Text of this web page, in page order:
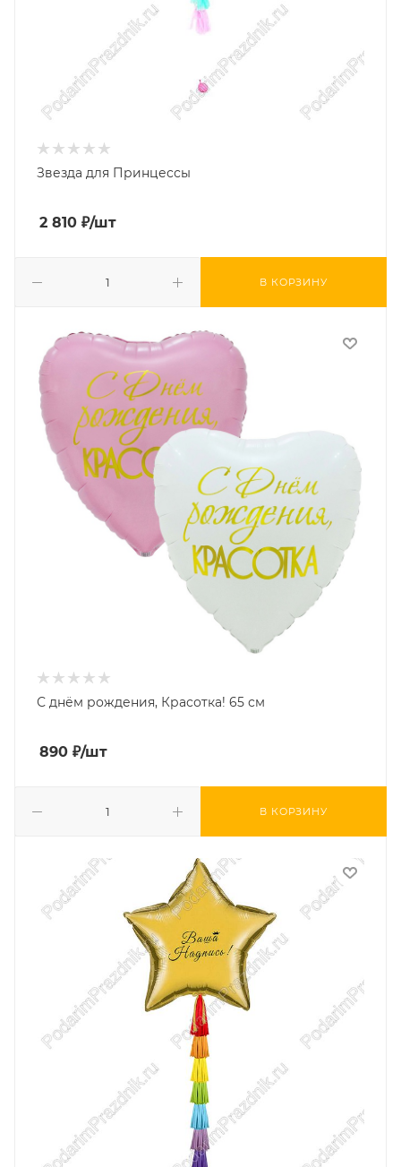
Звезда для Принцессы
2 810 ₽/шт
В КОРЗИНУ
С днём рождения, Красотка! 65 см
890 ₽/шт
В КОРЗИНУ